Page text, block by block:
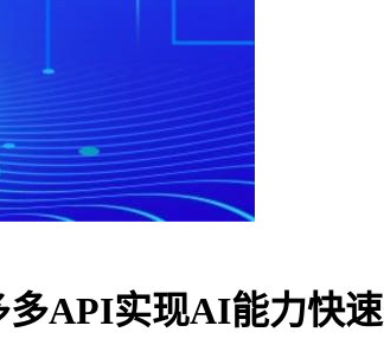
多API实现AI能力快